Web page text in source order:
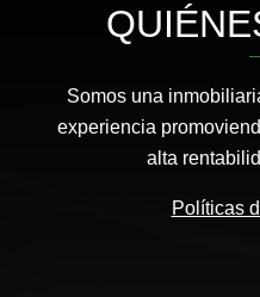
Somos una
experiencia
alta
Políticas